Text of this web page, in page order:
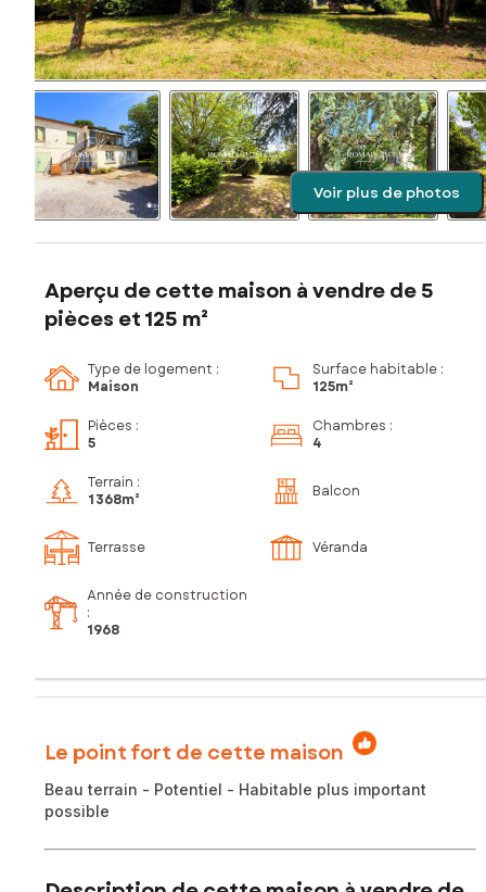
Voir plus de photos
Aperçu de cette maison à vendre de 5
pièces et 125 m²
Type de logement :
Maison
Surface habitable :
125m²
Pièces :
5
Chambres :
4
Terrain :
1 368m²
Balcon
Terrasse Véranda
Année de construction
:
1968
Le point fort de cette maison
Beau terrain - Potentiel - Habitable plus important
possible